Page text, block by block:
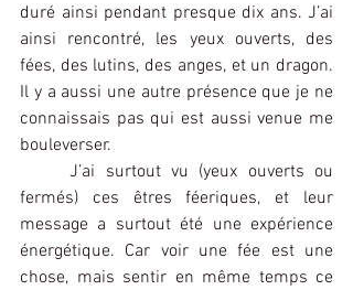
duré ainsi pendant presque dix ans. J’ai
ainsi rencontré, les yeux ouverts, des
fées, des lutins, des anges, et un dragon.
Il y a aussi une autre présence que je ne
connaissais pas qui est aussi venue me
bouleverser.
	J’ai surtout vu (yeux ouverts ou
fermés) ces êtres féeriques, et leur
message a surtout été une expérience
énergétique. Car voir une fée est une
chose, mais sentir en même temps ce